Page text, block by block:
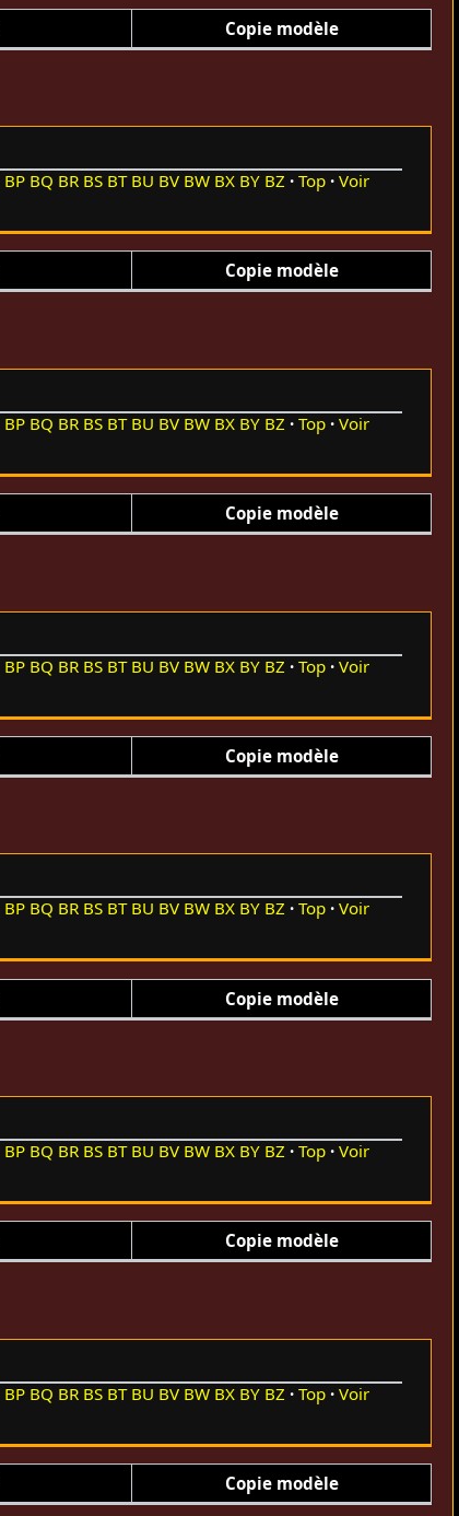
Copie modèle
BP BQ BR BS BT BU BV BW BX BY BZ Top
Voir
Copie modèle
BP BQ BR BS BT BU BV BW BX BY BZ Top
Voir
Copie modèle
BP BQ BR BS BT BU BV BW BX BY BZ Top
Voir
Copie modèle
BP BQ BR BS BT BU BV BW BX BY BZ Top
Voir
Copie modèle
BP BQ BR BS BT BU BV BW BX BY BZ Top
Voir
Copie modèle
BP BQ BR BS BT BU BV BW BX BY BZ Top
Voir
Copie modèle